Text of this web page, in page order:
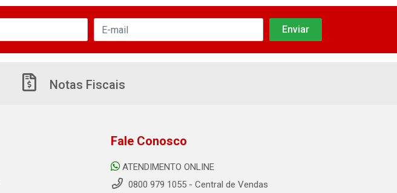
Notas Fiscais
Fale Conosco
ATENDIMENTO ONLINE
0800 979 1055 - Central de Vendas